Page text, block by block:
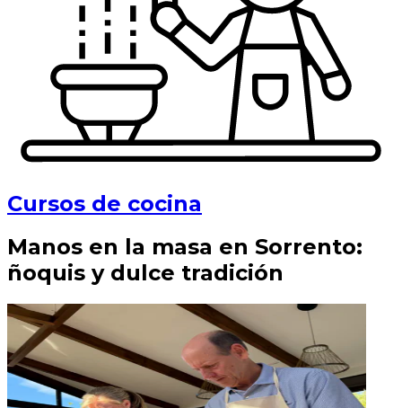
Cursos de cocina
Manos en la masa en Sorrento:
ñoquis y dulce tradición